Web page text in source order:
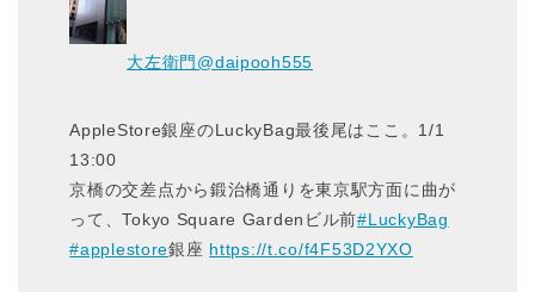
大左衛門 @daipooh555
AppleStore銀座のLuckyBag最後尾はここ。1/1
13:00
京橋の交差点から鍛治橋通りを東京駅方面に曲が
って、Tokyo Square Gardenビル前#LuckyBag
#applestore銀座 https://t.co/f4F53D2YXO